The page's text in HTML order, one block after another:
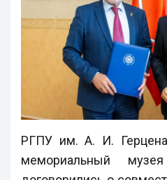
РГПУ им. А. И.
мемориальный